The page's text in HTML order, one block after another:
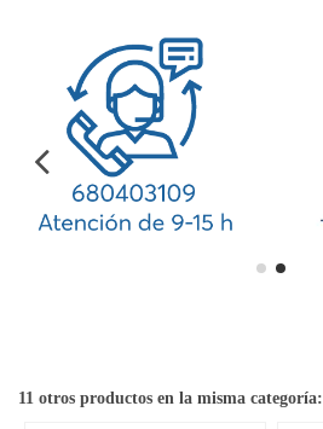
11 otros productos en la misma categoría: